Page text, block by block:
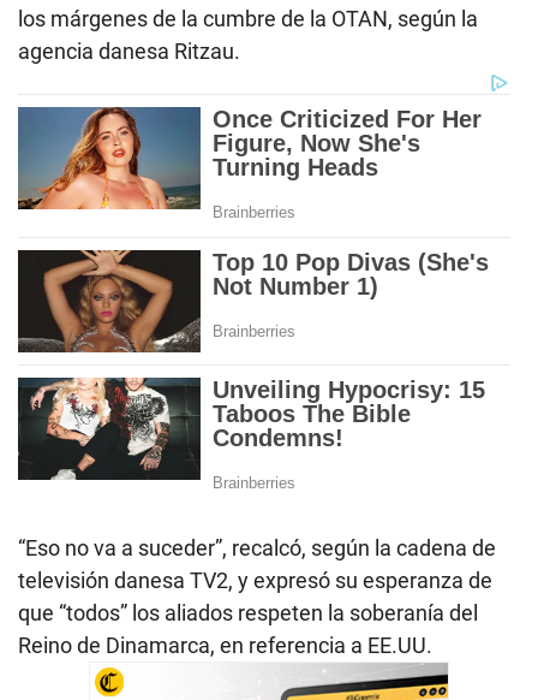
los márgenes de la cumbre de la OTAN, según la
agencia danesa Ritzau.
“Eso no va a suceder”, recalcó, según la cadena de
televisión danesa TV2, y expresó su esperanza de
que “todos” los aliados respeten la soberanía del
Reino de Dinamarca, en referencia a EE.UU.